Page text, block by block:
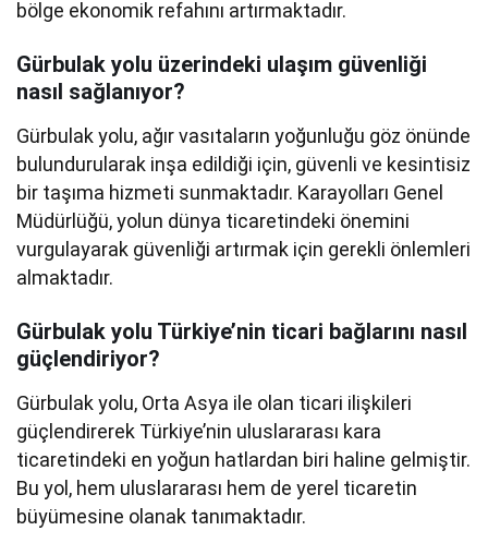
bölge ekonomik refahını artırmaktadır.
Gürbulak yolu üzerindeki ulaşım güvenliği
nasıl sağlanıyor?
Gürbulak yolu, ağır vasıtaların yoğunluğu göz önünde
bulundurularak inşa edildiği için, güvenli ve kesintisiz
bir taşıma hizmeti sunmaktadır. Karayolları Genel
Müdürlüğü, yolun dünya ticaretindeki önemini
vurgulayarak güvenliği artırmak için gerekli önlemleri
almaktadır.
Gürbulak yolu Türkiye’nin ticari bağlarını nasıl
güçlendiriyor?
Gürbulak yolu, Orta Asya ile olan ticari ilişkileri
güçlendirerek Türkiye’nin uluslararası kara
ticaretindeki en yoğun hatlardan biri haline gelmiştir.
Bu yol, hem uluslararası hem de yerel ticaretin
büyümesine olanak tanımaktadır.